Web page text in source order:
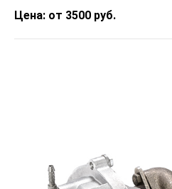
Цена: от 3500 руб.